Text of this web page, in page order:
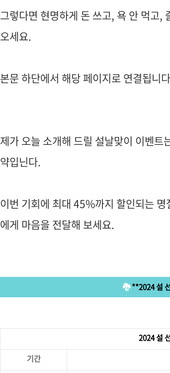
그렇다면 현명하게 돈 쓰고, 욕 안 먹고,
오세요.
본문 하단에서 해당 페이지로 연결됩니
제가 오늘 소개해 드릴 설날맞이 이벤
약입닌다.
이번 기회에 최대 45%까지 할인되는
에게 마음을 전달해 보세요.
🐉**2024 설
2024 설
기간